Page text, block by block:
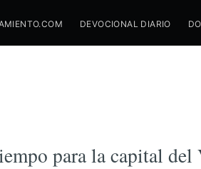
DEVOCIONAL DIARIO
para la capital